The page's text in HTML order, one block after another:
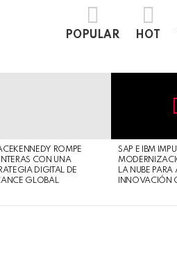
POPULAR HOT
ROMPE
CON UNA
DIGITAL DE
GLOBAL
Safe
For
Work
view
this
post
SAP E IBM
LA NUBE PARA
INNOVACIÓN